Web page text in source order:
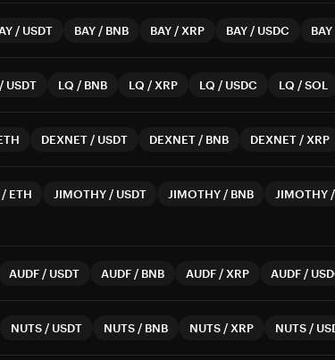
/ USDT BAY / BNB BAY / XRP BAY / USDC BAY
/ USDT LQ / BNB LQ / XRP LQ / USDC LQ /SOL
DEXNET / USDT DEXNET / BNB DEXNET / XRP
/ ETH JIMOTHY / USDT JIMOTHY / BNB JIMOTHY /
AUDF / USDT AUDF / BNB AUDF / XRP AUDF /
NUTS / USDT NUTS / BNB NUTS / XRP NUTS /